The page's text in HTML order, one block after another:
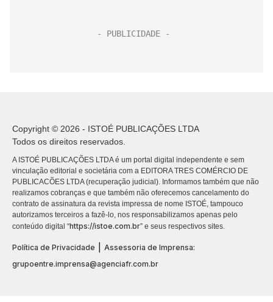
Copyright © 2026 - ISTOÉ PUBLICAÇÕES LTDA
Todos os direitos reservados.
A ISTOÉ PUBLICAÇÕES LTDA é um portal digital independente e sem
vinculação editorial e societária com a EDITORA TRES COMÉRCIO DE
PUBLICACÕES LTDA (recuperação judicial). Informamos também que não
realizamos cobranças e que também não oferecemos cancelamento do
contrato de assinatura da revista impressa de nome ISTOÉ, tampouco
autorizamos terceiros a fazê-lo, nos responsabilizamos apenas pelo
conteúdo digital “https://istoe.com.br” e seus respectivos sites.
Política de Privacidade
Assessoria de Imprensa:
grupoentre.imprensa@agenciafr.com.br